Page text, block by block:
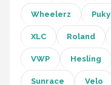
Alle merken →
Wheelerz Puky
XLC Roland
VWP Hesling
Sunrace Velo